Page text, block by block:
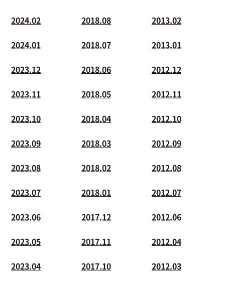
2024.02
2024.01
2023.12
2023.11
2023.10
2023.09
2023.08
2023.07
2023.06
2023.05
2023.04
2018.08
2018.07
2018.06
2018.05
2018.04
2018.03
2018.02
2018.01
2017.12
2017.11
2017.10
2013.02
2013.01
2012.12
2012.11
2012.10
2012.09
2012.08
2012.07
2012.06
2012.04
2012.03